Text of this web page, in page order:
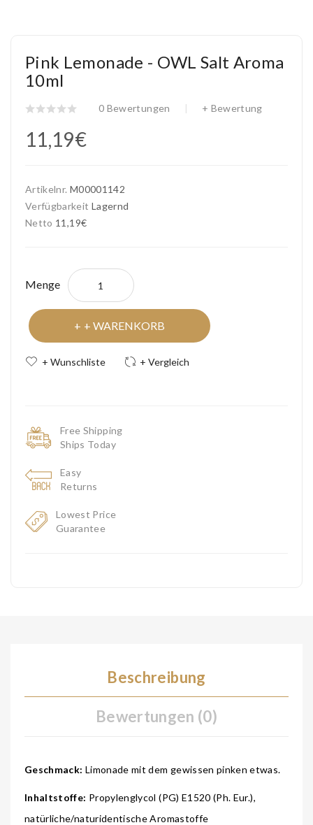
Pink Lemonade - OWL Salt Aroma
10ml
0 Bewertungen + Bewertung
11,19€
Artikelnr. M00001142
Verfügbarkeit Lagernd
Netto 11,19€
Menge
+ WARENKORB
+ Wunschliste + Vergleich
Free Shipping
Ships Today
Easy
Returns
Lowest Price
Guarantee
Beschreibung
Bewertungen (0)
Geschmack: Limonade mit dem gewissen pinken etwas.
Inhaltstoffe: Propylenglycol (PG) E1520 (Ph. Eur.),
natürliche/naturidentische Aromastoffe